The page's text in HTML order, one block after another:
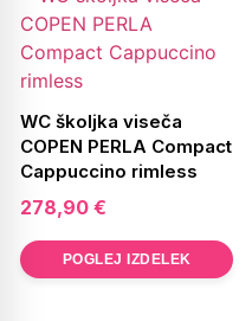
WC školjka viseča
COPEN PERLA Compact
Cappuccino rimless
278,90 €
POGLEJ IZDELEK